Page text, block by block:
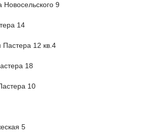
Новосельского 9
14
Пастера 12 кв.4
18
10
5